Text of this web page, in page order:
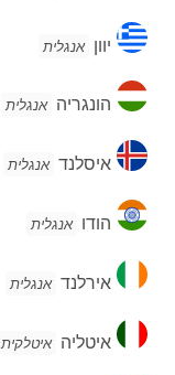
יווןיוון אנגלית
הונגריה אנגלית
איסלנד
איסלנד אנגלית
הודו אנגלית
אירלנד
אירלנד אנגלית
איטליה
איטליה איטלקית